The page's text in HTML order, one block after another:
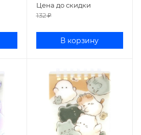
Цена до скидки
132₽
В корзину